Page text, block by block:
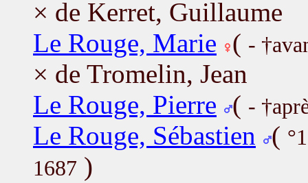
× de Kerret, Guillaume
Le Rouge, Marie ( -
× de Tromelin, Jean
Le Rouge, Pierre ( -
Le Rouge, Sébastien (
1687 )